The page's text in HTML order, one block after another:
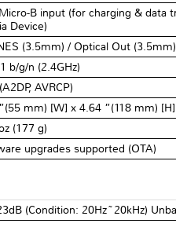
B input (for charging & data
Device)
(3.5mm) / Optical Out
b/g/n (2.4GHz)
AVRCP)
mm) [W] x 4.64 ”(118 mm)
(177 g)
upgrades supported (OTA)
(Condition: 20Hz~20kHz)